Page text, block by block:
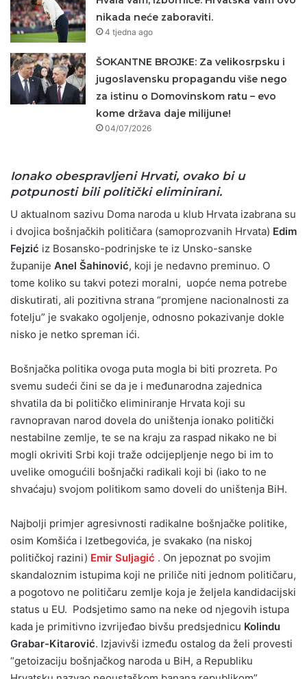
nikada neće zaboraviti.
4 tjedna ago
ŠOKANTNE BROJKE: Za velikosrpsku i
jugoslavensku propagandu više nego
za istinu o Domovinskom ratu – evo
kome država daje milijune!
04/07/2026
Ionako obespravljeni Hrvati, ovako bi u
potpunosti bili politički eliminirani.
U aktualnom sazivu Doma naroda u klub Hrvata izabrana su
i dvojica bošnjačkih političara (samoprozvanih Hrvata) Edim
Fejzić iz Bosansko-podrinjske te iz Unsko-sanske
županije Anel Šahinović, koji je nedavno preminuo. O
tome koliko su takvi potezi moralni, uopće nema potrebe
diskutirati, ali pozitivna strana “promjene nacionalnosti za
fotelju” je svakako ogoljenje, odnosno pokazivanje dokle
nisko je netko spreman ići.
Bošnjačka politika ovoga puta mogla bi biti prozreta. Po
svemu sudeći čini se da je i međunarodna zajednica
shvatila da bi političko eliminiranje Hrvata koji su
ravnopravan narod dovela do uništenja ionako politički
nestabilne zemlje, te se na kraju za raspad nikako ne bi
mogli okriviti Srbi koji traže odcijepljenje nego bi im to
uvelike omogućili bošnjački radikali koji bi (iako to ne
shvaćaju) svojom politikom samo doveli do uništenja BiH.
Najbolji primjer agresivnosti radikalne bošnjačke politike,
osim Komšića i Izetbegovića, je svakako (na niskoj
političkoj razini) Emir Suljagić . On jepoznat po svojim
skandaloznim istupima koji ne priliče niti jednom političaru,
a pogotovo ne političaru zemlje koja je željela kandidacijski
status u EU. Podsjetimo samo na neke od njegovih istupa
kada je primitivno izvrijeđao bivšu predsjednicu Kolindu
Grabar-Kitarović. Izjavivši između ostalog da želi provesti
“getoizaciju bošnjačkog naroda u BiH, a Republiku